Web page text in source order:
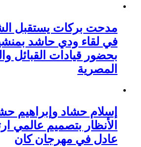
مدحت بركات يستقبل
في لقاء ودي حاشد
بحضور قيادات القبائل
المصرية
إسلام حشاد وإبراهيم
الأنظار بتصميم عالمي
عادل في مهرجان كان